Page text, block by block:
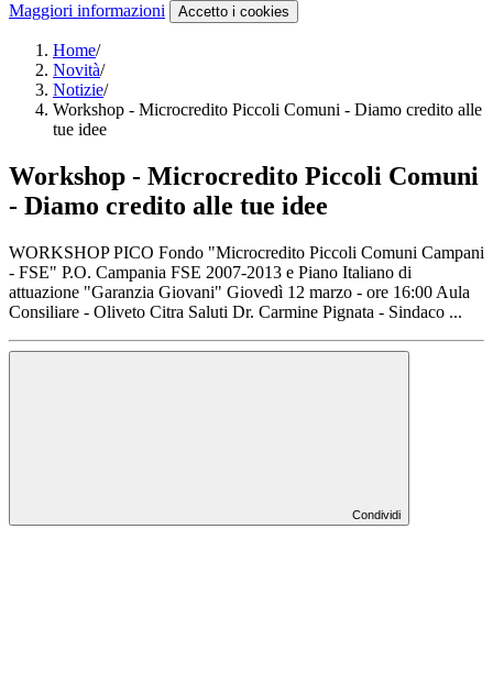
Maggiori informazioni Accetto i cookies
Home/
Novità/
Notizie/
Workshop - Microcredito Piccoli Comuni - Diamo credito alle
tue idee
Workshop - Microcredito Piccoli Comuni
- Diamo credito alle tue idee
WORKSHOP PICO Fondo "Microcredito Piccoli Comuni Campani
- FSE" P.O. Campania FSE 2007-2013 e Piano Italiano di
attuazione "Garanzia Giovani" Giovedì 12 marzo - ore 16:00 Aula
Consiliare - Oliveto Citra Saluti Dr. Carmine Pignata - Sindaco ...
Condividi